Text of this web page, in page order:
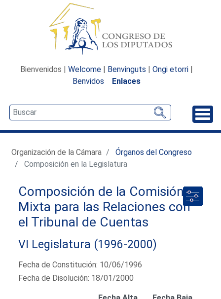
Bienvenidos | Welcome | Benvinguts | Ongi etorri |
Benvidos
Enlaces
Organización de la Cámara
Órganos del Congreso
Composición en la Legislatura
Composición de la Comisión
Mixta para las Relaciones con
el Tribunal de Cuentas
VI Legislatura (1996-2000)
Fecha de Constitución: 10/06/1996
Fecha de Disolución: 18/01/2000